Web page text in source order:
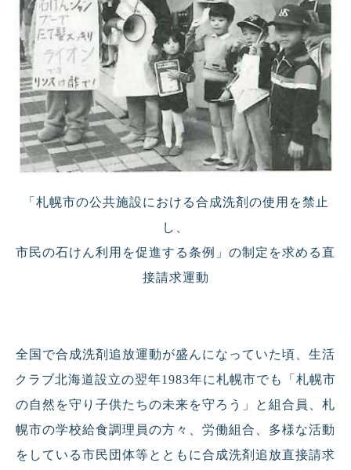
「札幌市の公共施設における合成洗剤の使用を禁止
し、
市民の石けん利用を促進する条例」の制定を求める直
接請求運動
全国で合成洗剤追放運動が盛んになっていた頃、生活
クラブ北海道設立の翌年1983年に札幌市でも「札幌市
の自然を守り子供たちの未来を守ろう」と組合員、札
幌市の学校給食調理員の方々、労働組合、多様な活動
をしている市民団体等とともに合成洗剤追放直接請求